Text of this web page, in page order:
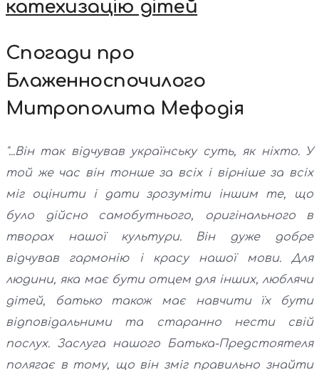
катехизацію дітей
Спогади про
Блаженноспочилого
Митрополита Мефодія
"...Він так відчував українську суть, як ніхто. У
той же час він тонше за всіх і вірніше за всіх
міг оцінити і дати зрозуміти іншим те, що
було дійсно самобутнього, оригінального в
творах нашої культури. Він дуже добре
відчував гармонію і красу нашої мови. Для
людини, яка має бути отцем для інших, люблячи
дітей, батько також має навчити їх бути
відповідальними та старанно нести свій
послух. Заслуга нашого Батька-Предстоятеля
полягає в тому, що він зміг правильно знайти